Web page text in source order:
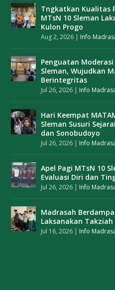
Tngkatkan Kualitas
MTsN 10 Sleman
Kulon Progo
Aug 2, 2026 | Info
Penguatan
Sleman, Wujudkan
Berintegritas
Jul 26, 2026 | Info
Hari Keempat
Sleman Susuri
dan Sonobudoyo
Jul 26, 2026 | Info
Apel Pagi MTsN 10
Evaluasi Diri dan
Jul 26, 2026 | Info
Madrasah
Laksanakan
Jul 16, 2026 | Info